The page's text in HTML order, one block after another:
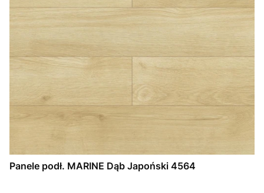
Panele podł. MARINE Dąb Japoński 4564